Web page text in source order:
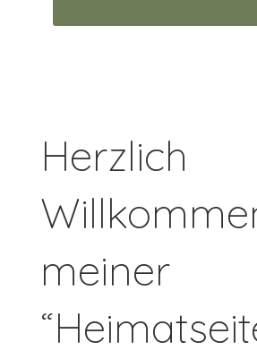
Herzlich
meiner